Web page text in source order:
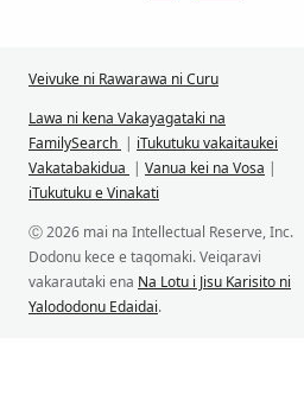
Veivuke ni Rawarawa ni Curu
Lawa ni kena Vakayagataki na
FamilySearch | iTukutuku vakaitaukei
Vakatabakidua | Vanua kei na Vosa |
iTukutuku e Vinakati
Ⓒ 2026 mai na Intellectual Reserve, Inc.
Dodonu kece e taqomaki. Veiqaravi
vakarautaki ena Na Lotu i Jisu Karisito ni
Yalododonu Edaidai.